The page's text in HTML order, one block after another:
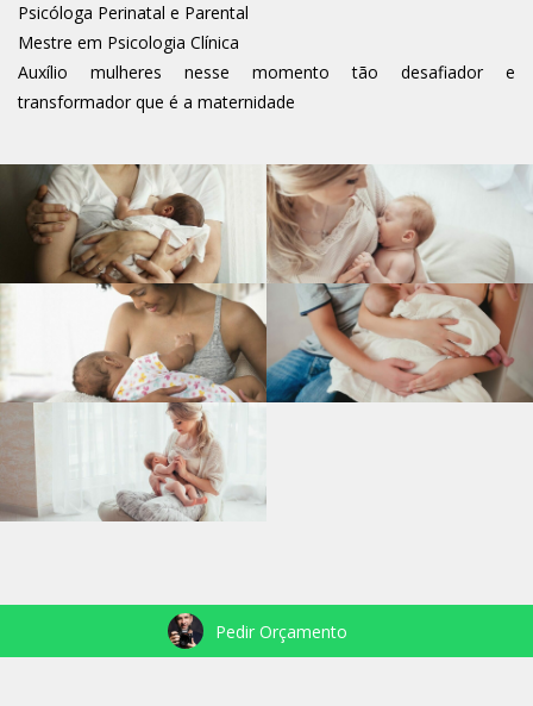
Psicóloga Perinatal e Parental
Mestre em Psicologia Clínica
Auxílio mulheres nesse momento tão desafiador e
transformador que é a maternidade
Pedir Orçamento